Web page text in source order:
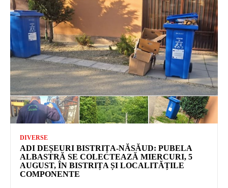
DIVERSE
ADI DEȘEURI BISTRIȚA-NĂSĂUD: PUBELA
ALBASTRĂ SE COLECTEAZĂ MIERCURI, 5
AUGUST, ÎN BISTRIȚA ȘI LOCALITĂȚILE
COMPONENTE